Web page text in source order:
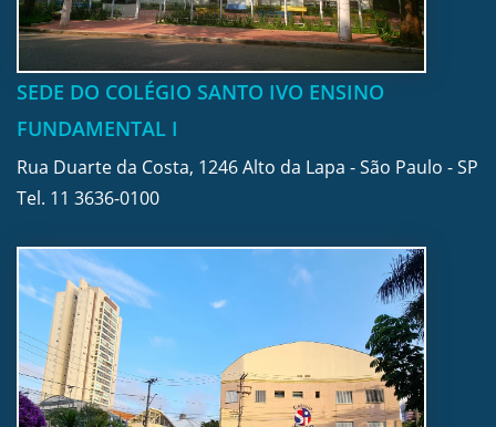
SEDE DO COLÉGIO SANTO IVO ENSINO
FUNDAMENTAL I
Rua Duarte da Costa, 1246 Alto da Lapa - São Paulo - SP
Tel. 11 3636-0100